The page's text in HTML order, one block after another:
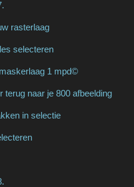
rasterlaag
selecteren
1 mpd©
terug naar je 800 afbeelding
in selectie